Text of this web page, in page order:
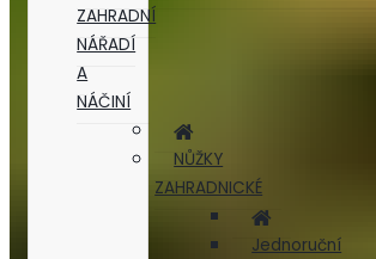
ZAHRADNÍ
NÁŘADÍ
A
NÁČINÍ
NŮŽKY
ZAHRADNICKÉ
Jednoruční